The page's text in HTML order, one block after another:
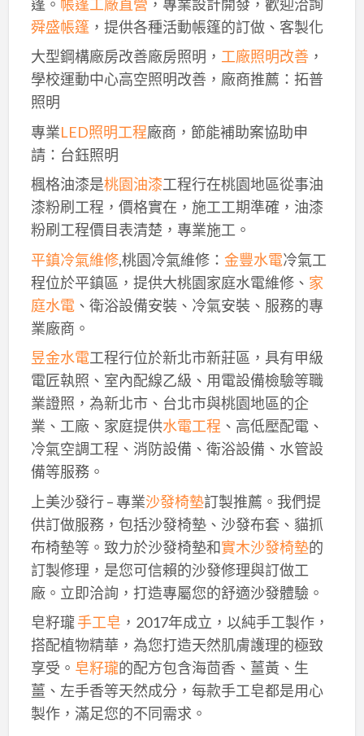
篷。 帳篷工廠直營 ，專業設計開發，歡迎洽詢
舜盛帳篷，提供各種活動帳篷的訂做、客製化
大型鋼構廠房改善廠房照明， 工廠照明改善，
學校運動中心高空照明改善，廠商推薦：拓普
照明
專業LED照明工程廠商，節能補助案協助申
請：台鈺照明
楓格油漆是桃園油漆工程行在桃園地區從事油
漆粉刷工程，價格實在，施工工期準確，油漆
粉刷工程價目表清楚，專業施工。
平鎮冷氣維修,桃園冷氣維修： 金豐水電冷氣工
程位於平鎮區，提供大桃園家庭水電維修、 家
庭水電、衛浴設備安裝、冷氣安裝、服務的專
業廠商。
昱金水電工程行位於新北市新莊區，具有甲級
電匠執照、室內配線乙級、用電設備檢驗等職
業證照，為新北市、台北市與桃園地區的企
業、工廠、家庭提供水電工程 、高低壓配電、
冷氣空調工程、消防設備、衛浴設備、水管設
備等服務。
上美沙發行 – 專業沙發椅墊訂製推薦。我們提
供訂做服務，包括沙發椅墊、沙發布套、貓抓
布椅墊等。致力於沙發椅墊和實木沙發椅墊的
訂製修理，是您可信賴的沙發修理與訂做工
廠。立即洽詢，打造專屬您的舒適沙發體驗。
皂籽瓏手工皂 ，2017年成立，以純手工製作，
搭配植物精華，為您打造天然肌膚護理的極致
享受。 皂籽瓏的配方包含海茴香、薑黃、生
薑、左手香等天然成分，每款手工皂都是用心
製作，滿足您的不同需求。